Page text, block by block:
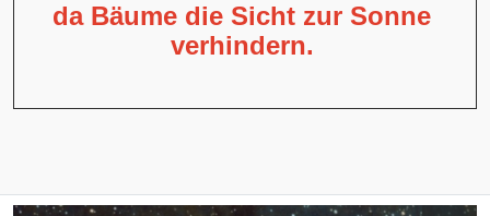
da Bäume die Sicht zur Sonne
verhindern.